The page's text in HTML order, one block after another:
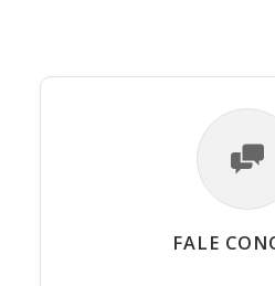
FALE